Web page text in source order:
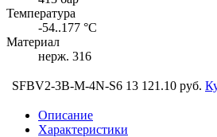
Температура
-54..177 °C
Материал
нерж. 316
SFBV2-3B-M-4N-S6 13 121.10 руб.
Описание
Характеристики